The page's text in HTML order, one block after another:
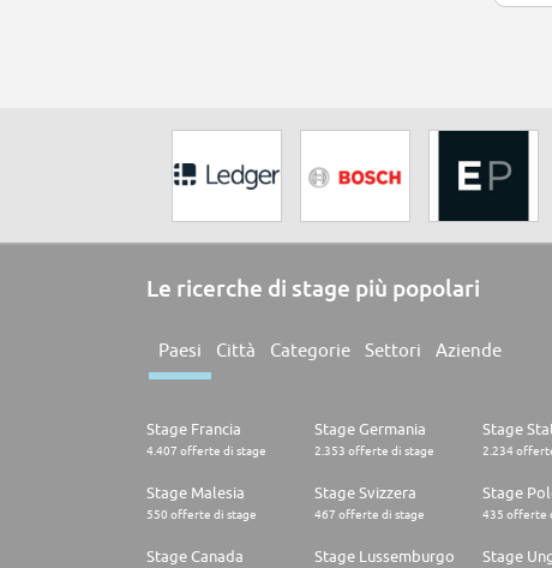
Le ricerche di stage più popolari
Paesi Città Categorie Settori Aziende
Stage Francia
4.407 offerte di stage
Stage Germania
2.353 offerte di stage
Stage
2.234
Stage Malesia
550 offerte di stage
Stage Svizzera
467 offerte di stage
Stage
435 offerte
Stage Canada Stage Lussemburgo Stage